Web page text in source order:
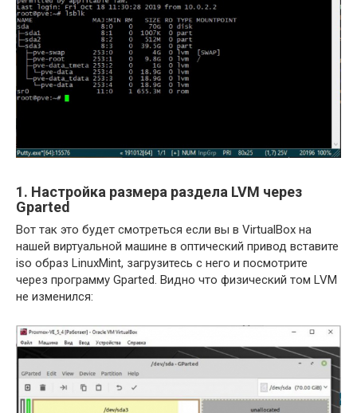
1. Настройка размера раздела LVM через
Gparted
Вот так это будет смотреться если вы в VirtualBox на
нашей виртуальной машине в оптический привод вставите
iso образ LinuxMint, загрузитесь с него и посмотрите
через программу Gparted. Видно что физический том LVM
не изменился: